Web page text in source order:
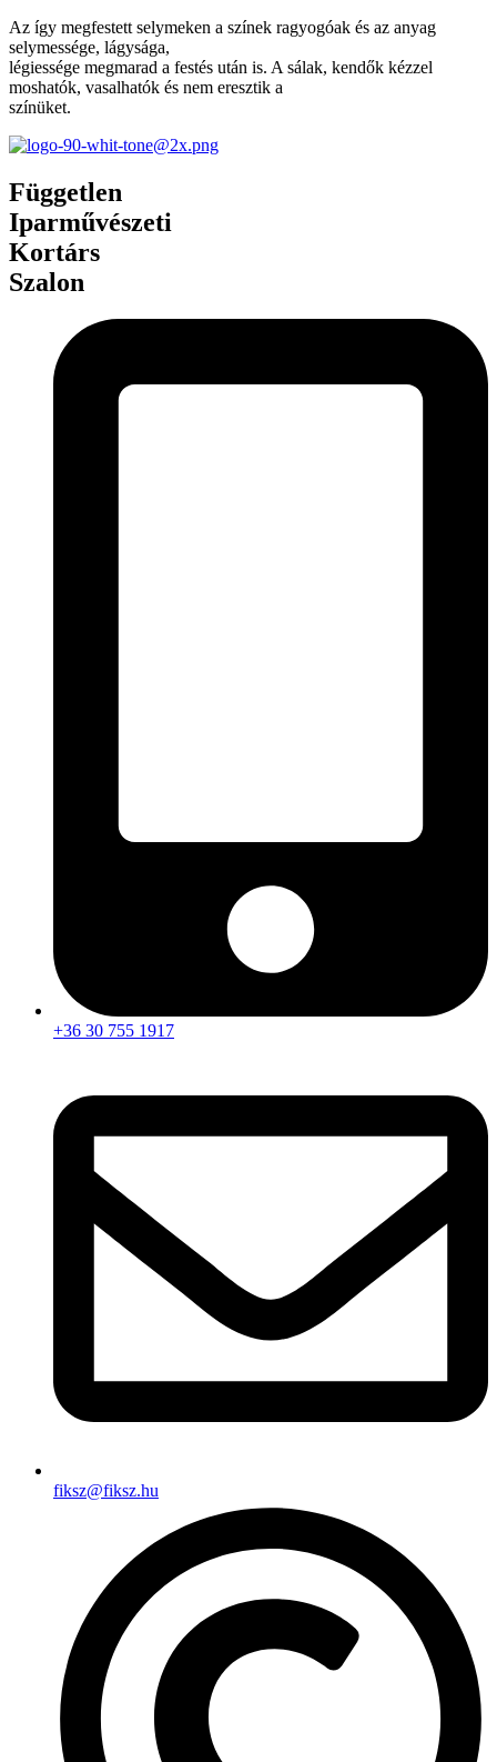
Az így megfestett selymeken a színek ragyogóak és az anyag
selymessége, lágysága,
légiessége megmarad a festés után is. A sálak, kendők kézzel
moshatók, vasalhatók és nem eresztik a
színüket.
Független
Iparművészeti
Kortárs
Szalon
+36 30 755 1917
fiksz@fiksz.hu